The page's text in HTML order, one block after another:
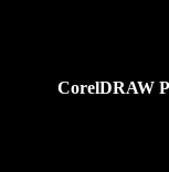
CorelDRAW